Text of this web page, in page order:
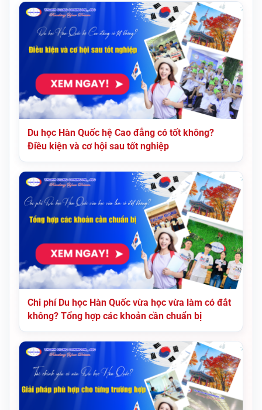
Du học Hàn Quốc hệ Cao đẳng có tốt không?
Điều kiện và cơ hội sau tốt nghiệp
Chi phí Du học Hàn Quốc vừa học vừa làm có đắt
không? Tổng hợp các khoản cần chuẩn bị